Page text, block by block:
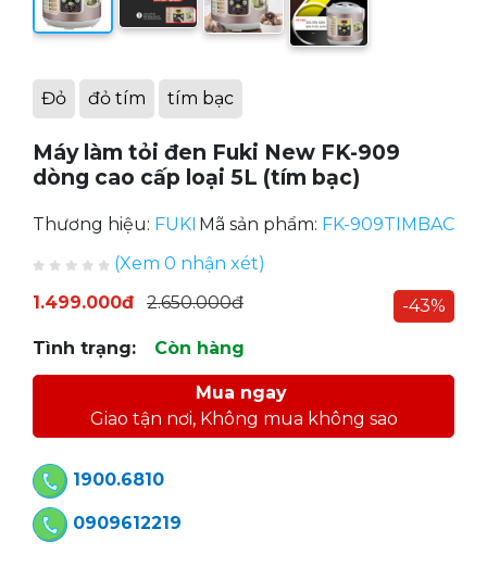
Đỏ đỏ tím tím bạc
Máy làm tỏi đen Fuki New FK-909
dòng cao cấp loại 5L (tím bạc)
Thương hiệu: FUKI Mã sản phẩm: FK-909TIMBAC
(Xem 0 nhận xét)
1.499.000đ
2.650.000đ -43%
Tình trạng: Còn hàng
Mua ngay
Giao tận nơi, Không mua không sao
1900.6810
0909612219